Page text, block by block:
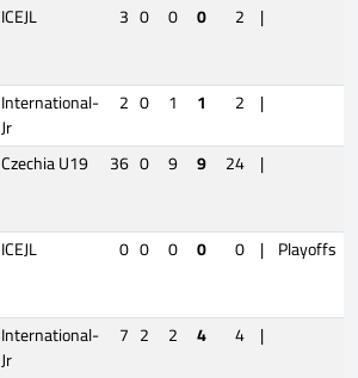
ICEJL 3 0 0 0 2 |
International-
Jr
2 0 1 1 2 |
Czechia U19 36 0 9 9 24 |
ICEJL 0 0 0 0 0 | Playoffs
International-
Jr
7 2 2 4 4 |